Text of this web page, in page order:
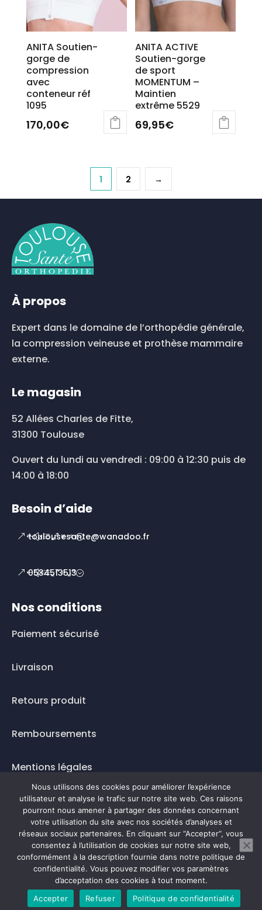
Prendre rendez-vous en ligne
produit
ANITA Soutien-
gorge de
compression
avec
conteneur réf
1095
170,00€
peuvent
être
choisies
sur
du
ANITA ACTIVE
Soutien-gorge
de sport
MOMENTUM –
Maintien
extrême 5529
69,95€
a
plusieurs
variations.
1 2 →
À propos
Expert dans le domaine de l’orthopédie générale,
la compression veineuse et prothèse mammaire
externe.
Le magasin
52 Allées Charles de Fitte,
31300 Toulouse
Ouvert du lundi au vendredi : 09:00 à 12:30 puis de
14:00 à 18:00
Besoin d’aide
toulousesante@wanadoo.fr
0534513513
Nos conditions
Paiement sécurisé
Livraison
Retours produit
Remboursements
Mentions légales
Questions fréquentes
Mode de paiement
0
Nous utilisons des cookies pour améliorer l’expérience
utilisateur et analyse le trafic sur notre site web. Ces raisons
pourront nous amener à partager des données concernant
votre utilisation du site avec nos sociétés d’analyses et
réseaux sociaux partenaires. En cliquant sur “Accepter“, vous
consentez à l’utilisation de cookies sur notre site web,
conformément à la description fournie dans notre politique de
confidentialité. Vous pouvez modifier vos paramètres
d’acceptation des cookies à tout moment.
Accepter
Refuser Politique de confidentialité